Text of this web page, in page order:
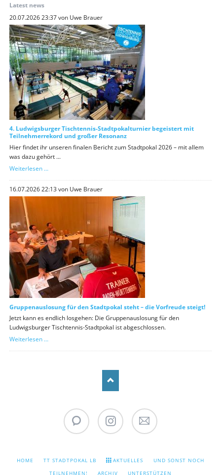
Latest news
20.07.2026 23:37von Uwe Brauer
4. Ludwigsburger Tischtennis-Stadtpokalturnier begeistert mit
Teilnehmerrekord und großer Resonanz
Hier findet ihr unseren finalen Bericht zum Stadtpokal 2026 – mit allem
was dazu gehört ...
Weiterlesen …4.
Tischtennis-
Stadtpokalturnier
Teilnehmerrekord
und
großer
Resonanz
16.07.2026 22:13von Uwe Brauer
Gruppenauslosung für den Stadtpokal steht – die Vorfreude steigt!
Jetzt kann es endlich losgehen: Die Gruppenauslosung für den
Ludwigsburger Tischtennis-Stadtpokal ist abgeschlossen.
Weiterlesen …Gruppenauslosung
HOME TT STADTPOKAL LB AKTUELLES
UND SONST NOCH
TEILNEHMEN!
ARCHIV UNTERSTÜTZEN